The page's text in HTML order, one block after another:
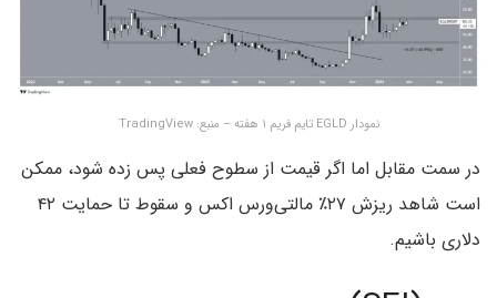
نمودار EGLD تایم فریم ۱ هفته – منبع: TradingView
در سمت مقابل اما اگر قیمت از سطوح فعلی پس زده شود، ممکن
است شاهد ریزش ۲۷٪ مالتی‌ورس اکس و سقوط تا حمایت ۴۲
دلاری باشیم.